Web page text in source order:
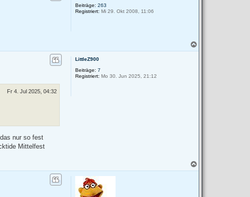
Beiträge: 263
Registriert: Mi 29. Okt 2008, 11:06
a
LittleZ900
Beiträge: 7
Registriert: Mo 30. Jun 2025, 21:12
Fr 4. Jul 2025, 04:32
nur so fest
Mittelfest
a